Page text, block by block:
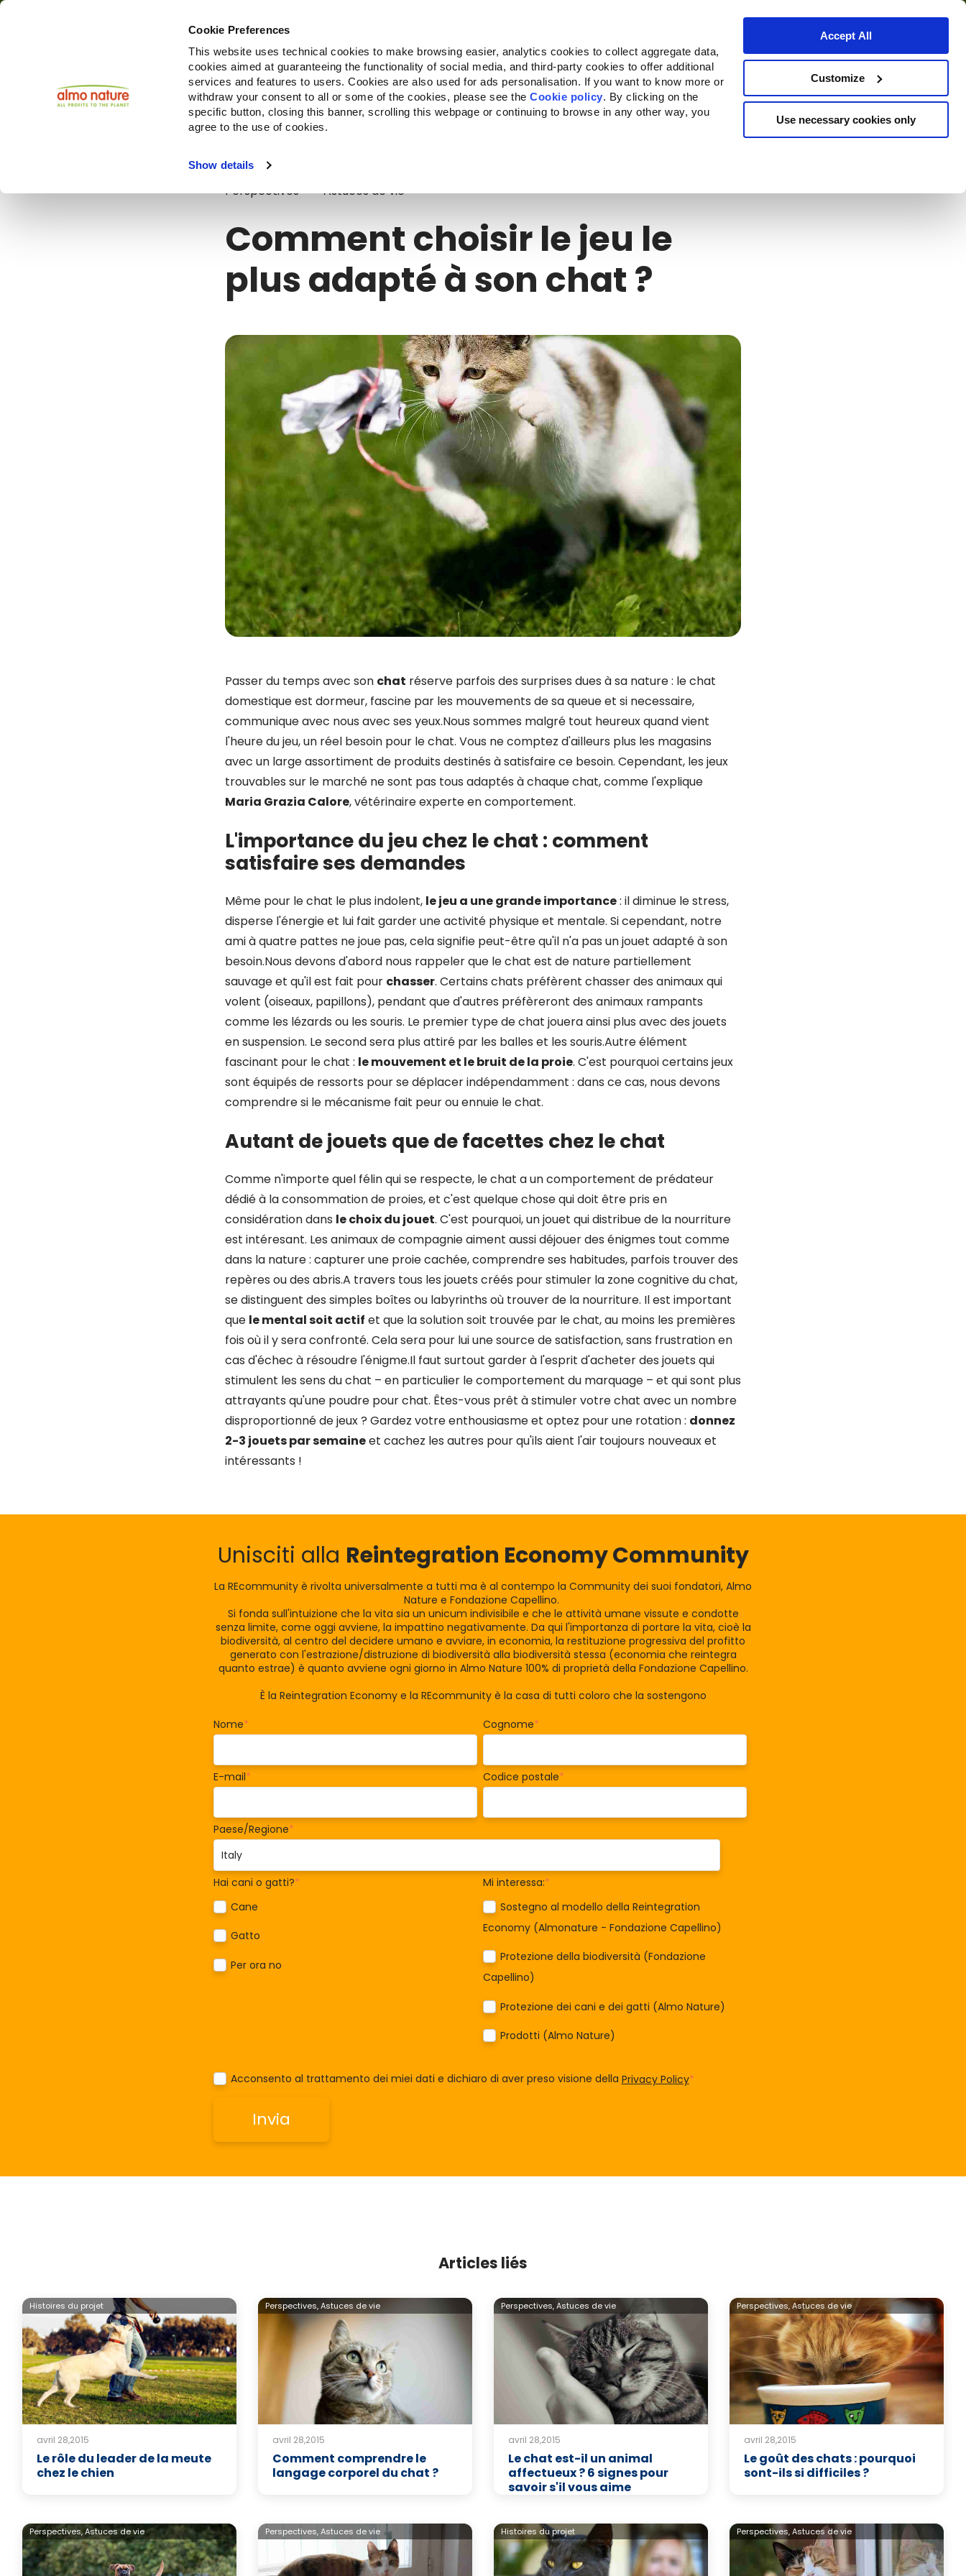
Cookie Preferences
This website uses technical cookies to make browsing easier, analytics cookies to collect aggregate data,
cookies aimed at guaranteeing the functionality of social media, and third-party cookies to offer additional
services and features to users. Cookies are also used for ads personalisation. If you want to know more or
withdraw your consent to all or some of the cookies, please see theCookie policy. By clicking on the
specific button, closing this banner, scrolling this webpage or continuing to browse in any other way, you
agree to the use of cookies.
Show details
Accept All
Customize
Use necessary cookies only
Products Companion for Life Call for Projects About us Where to buy
Perspectives Astuces de vie
Comment choisir le jeu le
plus adapté à son chat ?
Passer du temps avec son chat réserve parfois des surprises dues à sa nature : le chat
domestique est dormeur, fascine par les mouvements de sa queue et si necessaire,
communique avec nous avec ses yeux.Nous sommes malgré tout heureux quand vient
l'heure du jeu, un réel besoin pour le chat. Vous ne comptez d'ailleurs plus les magasins
avec un large assortiment de produits destinés à satisfaire ce besoin. Cependant, les jeux
trouvables sur le marché ne sont pas tous adaptés à chaque chat, comme l'explique
Maria Grazia Calore, vétérinaire experte en comportement.
L'importance du jeu chez le chat : comment
satisfaire ses demandes
Même pour le chat le plus indolent, le jeu a une grande importance: il diminue le stress,
disperse l'énergie et lui fait garder une activité physique et mentale. Si cependant, notre
ami à quatre pattes ne joue pas, cela signifie peut-être qu'il n'a pas un jouet adapté à son
besoin.Nous devons d'abord nous rappeler que le chat est de nature partiellement
sauvage et qu'il est fait pour chasser. Certains chats préfèrent chasser des animaux qui
volent (oiseaux, papillons), pendant que d'autres préfèreront des animaux rampants
comme les lézards ou les souris. Le premier type de chat jouera ainsi plus avec des jouets
en suspension. Le second sera plus attiré par les balles et les souris.Autre élément
fascinant pour le chat : le mouvement et le bruit de la proie. C'est pourquoi certains jeux
sont équipés de ressorts pour se déplacer indépendamment : dans ce cas, nous devons
comprendre si le mécanisme fait peur ou ennuie le chat.
Autant de jouets que de facettes chez le chat
Comme n'importe quel félin qui se respecte, le chat a un comportement de prédateur
dédié à la consommation de proies, et c'est quelque chose qui doit être pris en
considération dans le choix du jouet. C'est pourquoi, un jouet qui distribue de la nourriture
est intéresant. Les animaux de compagnie aiment aussi déjouer des énigmes tout comme
dans la nature : capturer une proie cachée, comprendre ses habitudes, parfois trouver des
repères ou des abris.A travers tous les jouets créés pour stimuler la zone cognitive du chat,
se distinguent des simples boîtes ou labyrinths où trouver de la nourriture. Il est important
que le mental soit actif et que la solution soit trouvée par le chat, au moins les premières
fois où il y sera confronté. Cela sera pour lui une source de satisfaction, sans frustration en
cas d'échec à résoudre l'énigme.Il faut surtout garder à l'esprit d'acheter des jouets qui
stimulent les sens du chat – en particulier le comportement du marquage – et qui sont plus
attrayants qu'une poudre pour chat. Êtes-vous prêt à stimuler votre chat avec un nombre
disproportionné de jeux ? Gardez votre enthousiasme et optez pour une rotation : donnez
2-3 jouets par semaineet cachez les autres pour qu'ils aient l'air toujours nouveaux et
intéressants !
Unisciti alla Reintegration Economy Community
La REcommunity è rivolta universalmente a tutti ma è al contempo la Community dei suoi fondatori, Almo
Nature e Fondazione Capellino.
Si fonda sull'intuizione che la vita sia un unicum indivisibile e che le attività umane vissute e condotte
senza limite, come oggi avviene, la impattino negativamente. Da qui l'importanza di portare la vita, cioè la
biodiversità, al centro del decidere umano e avviare, in economia, la restituzione progressiva del profitto
generato con l'estrazione/distruzione di biodiversità alla biodiversità stessa (economia che reintegra
quanto estrae) è quanto avviene ogni giorno in Almo Nature 100% di proprietà della Fondazione Capellino.
È la Reintegration Economy e la REcommunity è la casa di tutti coloro che la sostengono
Nome* Cognome*
E-mail* Codice postale*
Paese/Regione*
Hai cani o gatti?*
Cane
Gatto
Per ora no
Mi interessa:*
Sostegno al modello della Reintegration
Economy (Almonature - Fondazione Capellino)
Protezione della biodiversità (Fondazione
Capellino)
Protezione dei cani e dei gatti (Almo Nature)
Prodotti (Almo Nature)
Acconsento al trattamento dei miei dati e dichiaro di aver preso visione della Privacy Policy*
Articles liés
Histoires du projet
avril 28,2015
Le rôle du leader de la meute
chez le chien
Perspectives,Astuces de vie
avril 28,2015
Comment comprendre le
langage corporel du chat ?
Perspectives,Astuces de vie
avril 28,2015
Le chat est-il un animal
affectueux ? 6 signes pour
savoir s'il vous aime
Perspectives,Astuces de vie
avril 28,2015
Le goût des chats : pourquoi
sont-ils si difficiles ?
Perspectives,Astuces de vie Perspectives,Astuces de vie Histoires du projet Perspectives,Astuces de vie